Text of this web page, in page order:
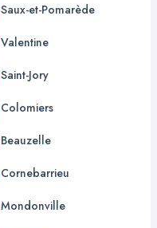
Saux-et-Pomarède
Valentine
Saint-Jory
Colomiers
Beauzelle
Cornebarrieu
Mondonville